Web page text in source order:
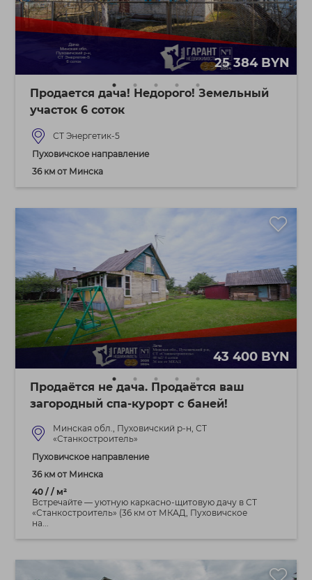
25 384 BYN
Продается дача! Недорого! Земельный
участок 6 соток
СТ Энергетик-5
Пуховичское направление
36 км от Минска
43 400 BYN
Продаётся не дача. Продаётся ваш
загородный спа-курорт с баней!
Минская обл., Пуховичский р-н, СТ
«Станкостроитель»
Пуховичское направление
36 км от Минска
40 / / м²
Встречайте — уютную каркасно-щитовую дачу в СТ
«Станкостроитель» (36 км от МКАД, Пуховичское
на...